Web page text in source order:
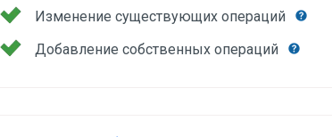
Изменение существующих операций
Добавление собственных операций